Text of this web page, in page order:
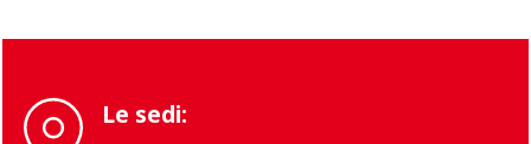
Le sedi: